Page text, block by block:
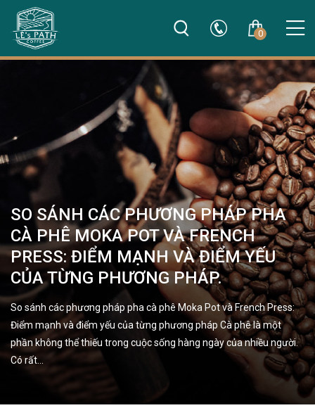
0
SO SÁNH CÁC PHƯƠNG PHÁP PHA
CÀ PHÊ MOKA POT VÀ FRENCH
PRESS: ĐIỂM MẠNH VÀ ĐIỂM YẾU
CỦA TỪNG PHƯƠNG PHÁP.
So sánh các phương pháp pha cà phê Moka Pot và French Press:
Điểm mạnh và điểm yếu của từng phương pháp Cà phê là một
phần không thể thiếu trong cuộc sống hàng ngày của nhiều người.
Có rất…